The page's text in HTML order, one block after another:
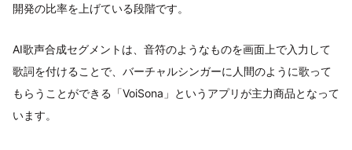
開発の比率を上げている段階です。
AI歌声合成セグメントは、音符のようなものを画面上で入力して
歌詞を付けることで、バーチャルシンガーに人間のように歌って
もらうことができる「VoiSona」というアプリが主力商品となって
います。